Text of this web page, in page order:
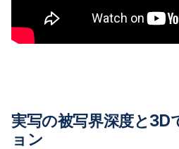
実写の被写界深度と3D
ョン